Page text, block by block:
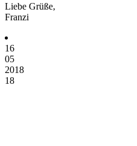
Liebe Grüße,
Franzi
16
05
2018
18